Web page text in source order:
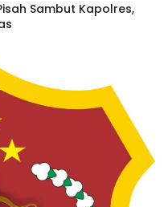
Sambut Kapolres,